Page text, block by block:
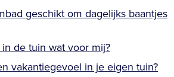
geschikt om dagelijks baantjes
de tuin wat voor mij?
vakantiegevoel in je eigen tuin?